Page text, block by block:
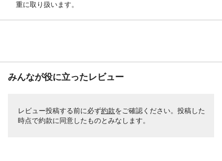
重に取り扱います。
みんなが役に立ったレビュー
レビュー投稿する前に必ず約款をご確認ください。投稿した
時点で約款に同意したものとみなします。